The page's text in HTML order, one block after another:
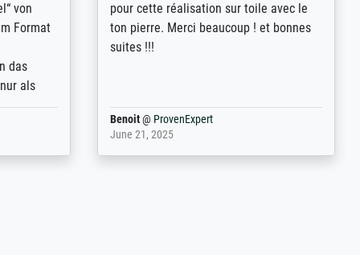
and
in that
Erklärungen, z.B. mit Bilddarstellungen,
werde auf jeden Fall meine guten
Erfahrungen weitergeben.
Anonym@ProvenExpert
May 13, 2026